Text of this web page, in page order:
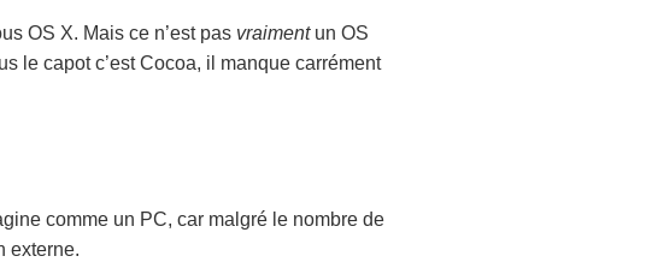
OS X. Mais ce n’est pas vraimentun OS
le capot c’est Cocoa, il manque carrément
comme un PC, car malgré le nombre de
externe.